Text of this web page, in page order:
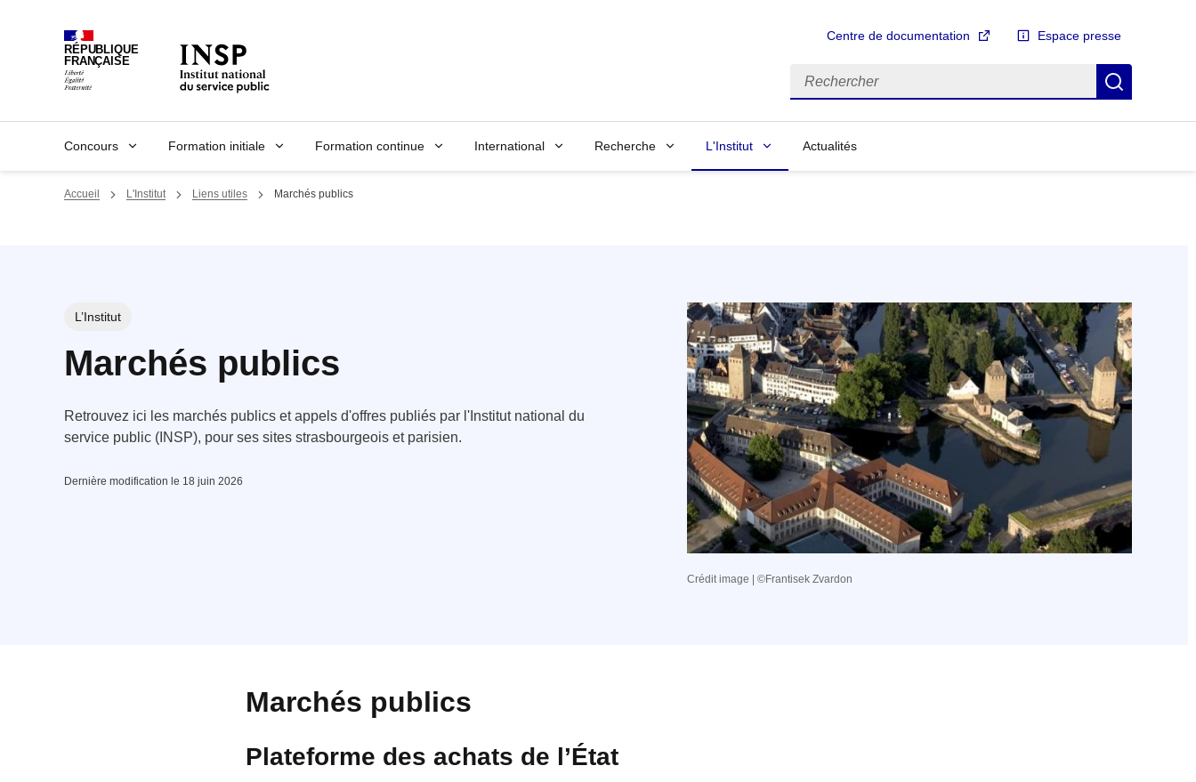
RÉPUBLIQUE
FRANÇAISE
Centre de documentation Espace presse
Rechercher
Concours Formation initiale Formation continue International Recherche L'Institut Actualités
Accueil L'Institut Liens utiles Marchés publics
L’Institut
Marchés publics
Retrouvez ici les marchés publics et appels d'offres publiés par l'Institut national du
service public (INSP), pour ses sites strasbourgeois et parisien.
Dernière modification le 18 juin 2026
Crédit image | ©Frantisek Zvardon
Marchés publics
Plateforme des achats de l’État